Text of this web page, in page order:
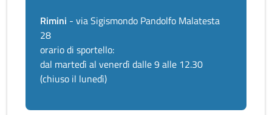
Rimini - via Sigismondo Pandolfo Malatesta
28
orario di sportello:
dal martedì al venerdì dalle 9 alle 12.30
(chiuso il lunedì)